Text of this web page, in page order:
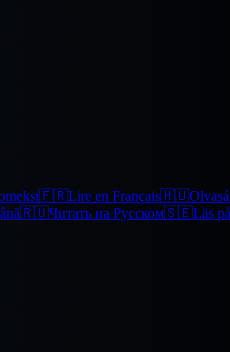
🇫🇷Lire en Français🇭🇺
🇷🇺Читать на Русском🇸🇪Läs